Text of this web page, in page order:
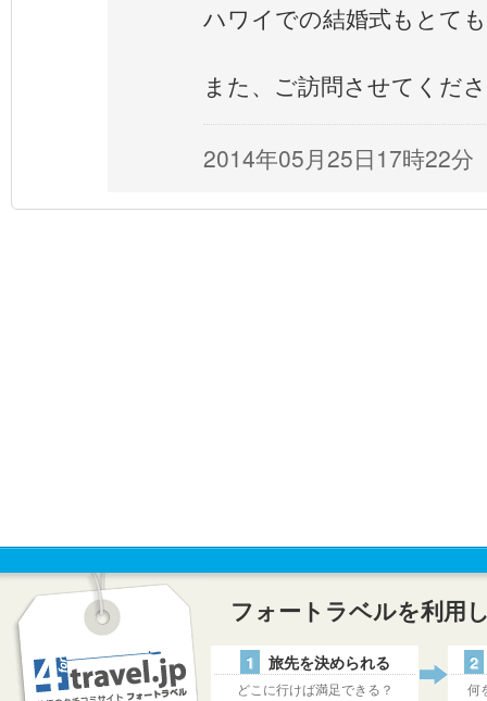
ハワイでの結婚式もとて
また、ご訪問させてくだ
2014年05月25日17時22分
フォートラベルを利用
1 旅先を決められる
どこに行けば満足できる？
2
何